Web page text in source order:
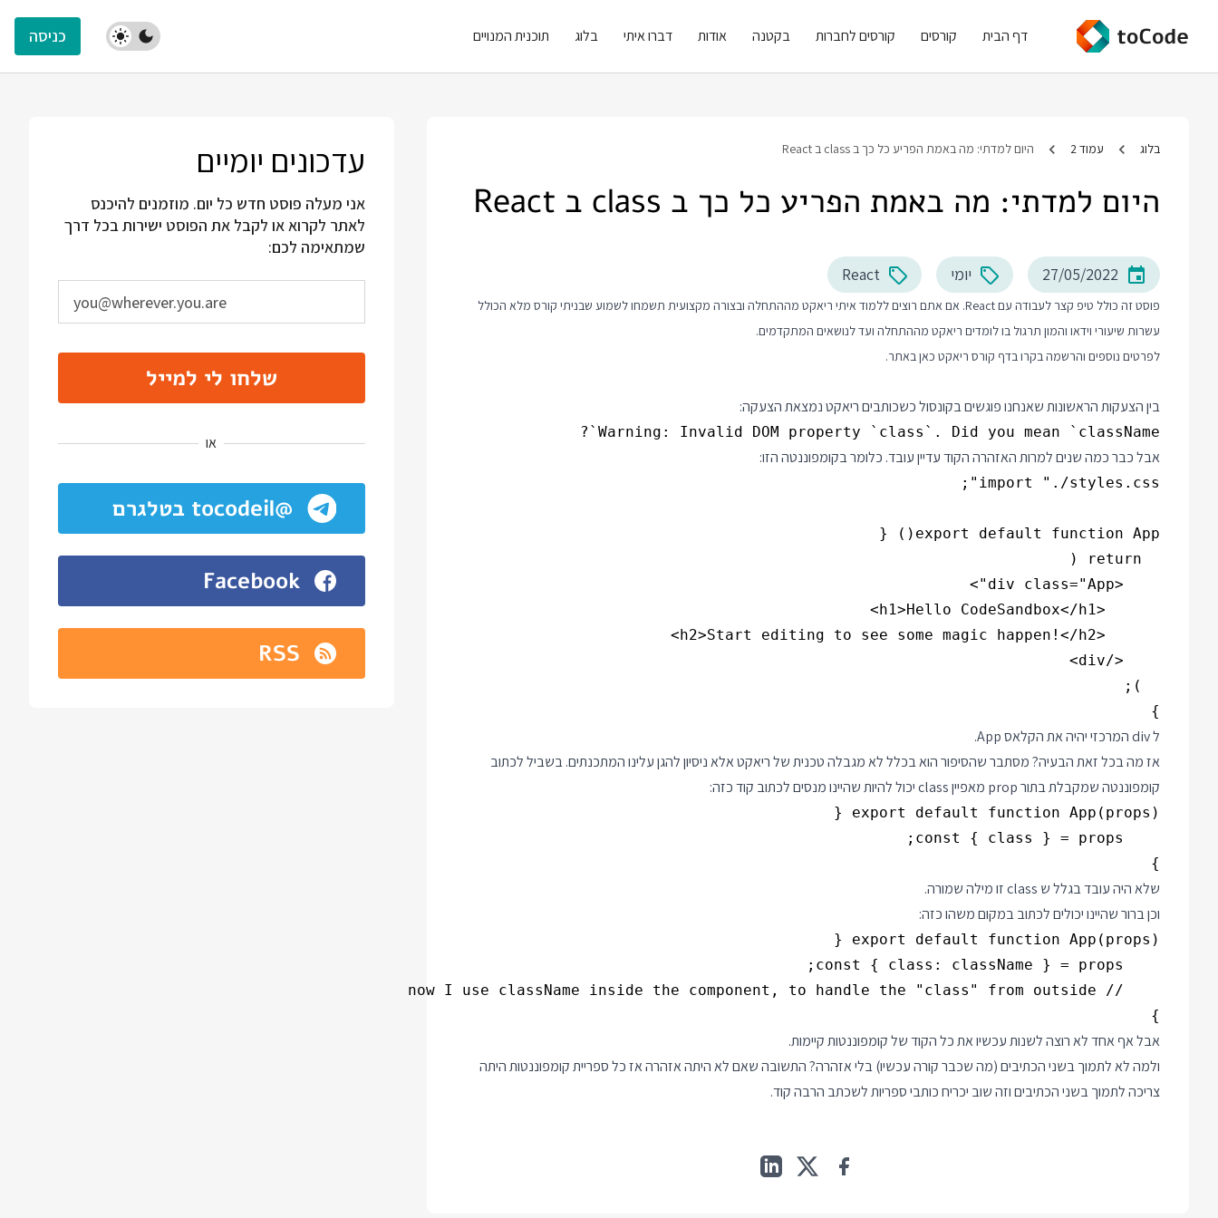
דף הבית קורסים קורסים לחברות בקטנה אודות דברו איתי בלוג תוכנית המנויים כניסה
בלוג עמוד 2 היום למדתי: מה באמת הפריע כל כך ב class ב React
היום למדתי: מה באמת הפריע כל כך ב class ב React
27/05/2022 יומי React
פוסט זה כולל טיפ קצר לעבודה עם React. אם אתם רוצים ללמוד איתי ריאקט מההתחלה ובצורה מקצועית תשמחו לשמוע שבניתי קורס מלא הכולל
עשרות שיעורי וידאו והמון תרגול בו לומדים ריאקט מההתחלה ועד לנושאים המתקדמים.
לפרטים נוספים והרשמה בקרו בדף קורס ריאקט כאן באתר.
בין הצעקות הראשונות שאנחנו פוגשים בקונסול כשכותבים ריאקט נמצאת הצעקה:
Warning: Invalid DOM property `class`. Did you mean `className`?
אבל כבר כמה שנים למרות האזהרה הקוד עדיין עובד. כלומר בקומפוננטה הזו:
}
ל div המרכזי יהיה את הקלאס App.
אז מה בכל זאת הבעיה? מסתבר שהסיפור הוא בכלל לא מגבלה טכנית של ריאקט אלא ניסיוןלהגן עלינוהמתכנתים. בשביל לכתוב
קומפוננטה שמקבלת בתור prop מאפיין class יכול להיות שהיינו מנסים לכתוב קוד כזה:
}
שלא היה עובד בגלל ש class זו מילה שמורה.
וכן ברור שהיינו יכולים לכתוב במקום משהו כזה:
}
אבל אף אחד לא רוצה לשנות עכשיו את כל הקוד של קומפוננטות קיימות.
ולמה לא לתמוך בשני הכתיבים (מה שכבר קורה עכשיו) בלי אזהרה? התשובה שאם לא היתה אזהרה אז כל ספריית קומפוננטות היתה
צריכה לתמוך בשני הכתיבים וזה שוב יכריח כותבי ספריות לשכתב הרבה קוד.
עדכונים יומיים
אני מעלה פוסט חדש כל יום. מוזמנים להיכנס
לאתר לקרוא או לקבל את הפוסט ישירות בכל דרך
שמתאימה לכם:
שלחו לי למייל
או
@tocodeil בטלגרם
Facebook
RSS